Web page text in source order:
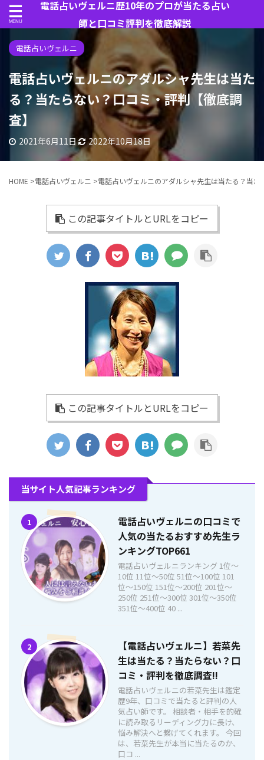
電話占いヴェルニ歴10年のプロが当たる占い
師と口コミ評判を徹底解説
電話占いヴェルニ
電話占いヴェルニのアダルシャ先生は当た
る？当たらない？口コミ・評判【徹底調
査】
2021年6月11日 2022年10月18日
HOME >電話占いヴェルニ >電話占いヴェルニのアダルシャ先生は当たる？当
この記事タイトルとURLをコピー
この記事タイトルとURLをコピー
当サイト人気記事ランキング
1
電話占いヴェルニの口コミで
人気の当たるおすすめ先生ラ
ンキングTOP661
電話占いヴェルニランキング 1位〜
10位 11位〜50位 51位〜100位 101
位〜150位 151位〜200位 201位〜
250位 251位〜300位 301位〜350位
351位〜400位 40 ...
2
【電話占いヴェルニ】若菜先
生は当たる？当たらない？口
コミ・評判を徹底調査!!
電話占いヴェルニの若菜先生は鑑定
歴9年、口コミで当たると評判の人
気占い師です。 相談者・相手を的確
に読み取るリーディング力に長け、
悩み解決へと繋げてくれます。 今回
は、若菜先生が本当に当たるのか、
口コ ...